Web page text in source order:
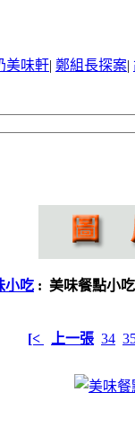
美味軒| 鄭組長探案|
小吃 : 美味餐點小
[< 上一張 34